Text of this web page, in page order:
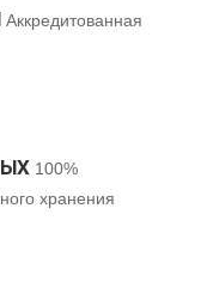
Аккредитованная
100%
хранения